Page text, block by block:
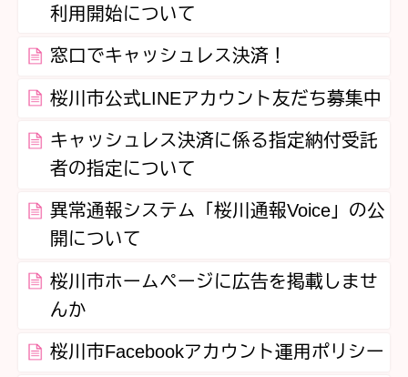
利用開始について
窓口でキャッシュレス決済！
桜川市公式LINEアカウント友だち募集中
キャッシュレス決済に係る指定納付受託
者の指定について
異常通報システム「桜川通報Voice」の公
開について
桜川市ホームページに広告を掲載しませ
んか
桜川市Facebookアカウント運用ポリシー